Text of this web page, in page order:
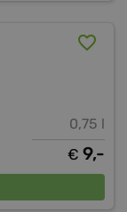
0,75 l
€ 9,-